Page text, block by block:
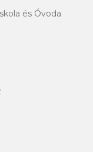
és Óvoda